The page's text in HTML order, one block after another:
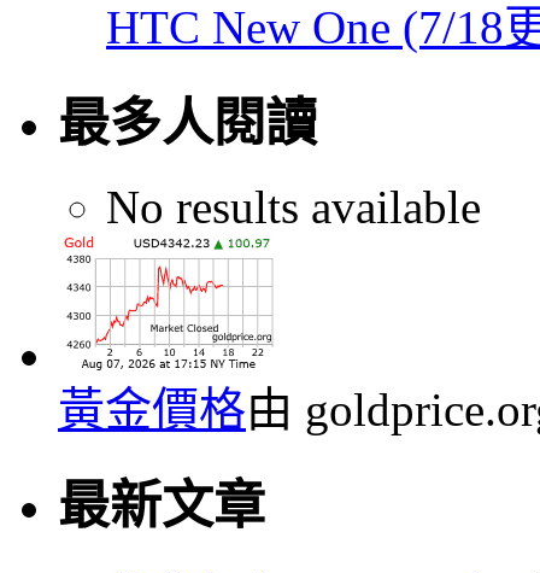
HTC New One (7/18
最多人閱讀
No results available
黃金價格由
最新文章